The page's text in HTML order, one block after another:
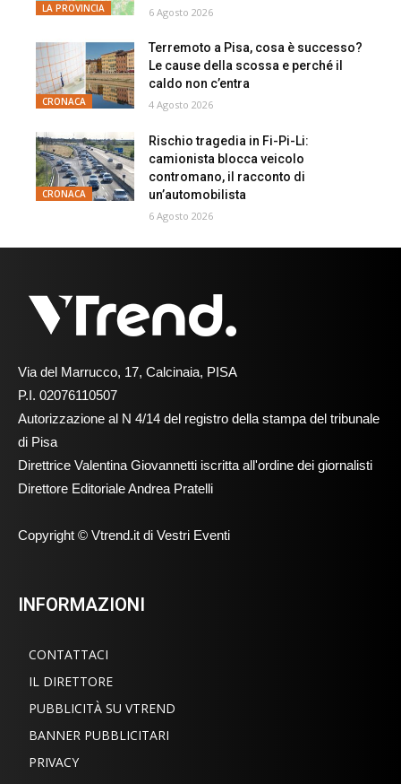
LA PROVINCIA 6 Agosto 2026
CRONACA
Terremoto a Pisa, cosa è successo?
Le cause della scossa e perché il
caldo non c’entra
4 Agosto 2026
CRONACA
Rischio tragedia in Fi-Pi-Li:
camionista blocca veicolo
contromano, il racconto di
un’automobilista
6 Agosto 2026
Via del Marrucco, 17, Calcinaia, PISA
P.I. 02076110507
Autorizzazione al N 4/14 del registro della stampa del tribunale
di Pisa
Direttrice Valentina Giovannetti iscritta all'ordine dei giornalisti
Direttore Editoriale Andrea Pratelli
Copyright © Vtrend.it di Vestri Eventi
INFORMAZIONI
CONTATTACI
IL DIRETTORE
PUBBLICITÀ SU VTREND
BANNER PUBBLICITARI
PRIVACY